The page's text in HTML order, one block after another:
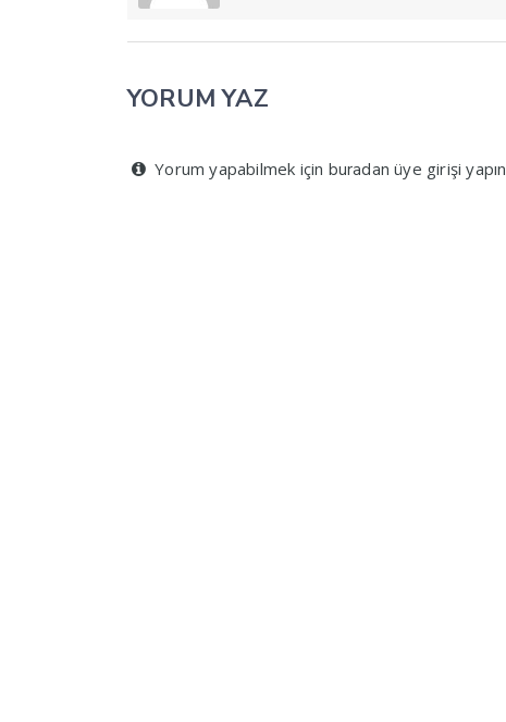
YORUM YAZ
Yorum yapabilmek için buradan üye girişi